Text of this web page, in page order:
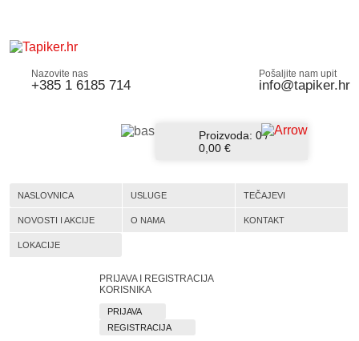
Nazovite nas
+385 1 6185 714
Pošaljite nam upit
info@tapiker.hr
Proizvoda: 0/
0,00 €
NASLOVNICA USLUGE TEČAJEVI
NOVOSTI I AKCIJE O NAMA KONTAKT
LOKACIJE
PRIJAVA I REGISTRACIJA
KORISNIKA
PRIJAVA
REGISTRACIJA